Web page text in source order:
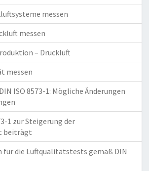
messen
messen
– Druckluft
messen
ISO 8573-1: Mögliche Änderungen
1 zur Steigerung der
beiträgt
für die Luftqualitätstests gemäß DIN